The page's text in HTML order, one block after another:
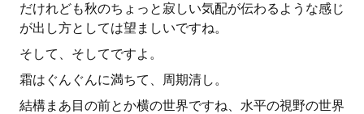
だけれども秋のちょっと寂しい気配が伝わるような感じ
が出し方としては望ましいですね。
そして、そしてですよ。
霜はぐんぐんに満ちて、周期清し。
結構まあ目の前とか横の世界ですね、水平の視野の世界